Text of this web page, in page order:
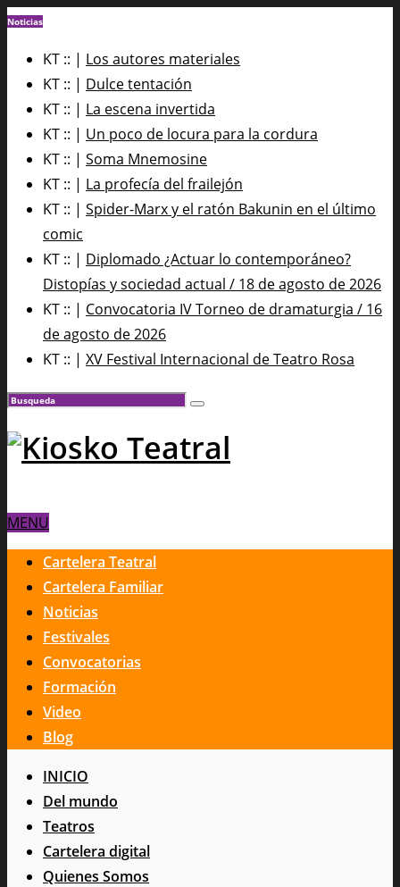
Noticias
KT :: | Los autores materiales
KT :: | Dulce tentación
KT :: | La escena invertida
KT :: | Un poco de locura para la cordura
KT :: | Soma Mnemosine
KT :: | La profecía del frailejón
KT :: | Spider-Marx y el ratón Bakunin en el último
comic
KT :: | Diplomado ¿Actuar lo contemporáneo?
Distopías y sociedad actual / 18 de agosto de 2026
KT :: | Convocatoria IV Torneo de dramaturgia / 16
de agosto de 2026
KT :: | XV Festival Internacional de Teatro Rosa
MENU
Cartelera Teatral
Cartelera Familiar
Noticias
Festivales
Convocatorias
Formación
Video
Blog
INICIO
Del mundo
Teatros
Cartelera digital
Quienes Somos